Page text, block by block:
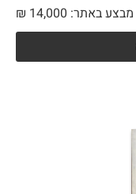
מבצע באתר:
₪ 14,000